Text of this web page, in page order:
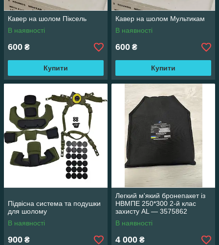
Кавер на шолом Піксель
В наявності
600 ₴
Купити
Кавер на шолом Мультикам
В наявності
600 ₴
Купити
Підвісна система та подушки
для шолому
В наявності
900 ₴
Легкий м'який бронепакет із
НВМПЕ 250*300 2-й клас
захисту AL — 3575862
В наявності
4 000 ₴